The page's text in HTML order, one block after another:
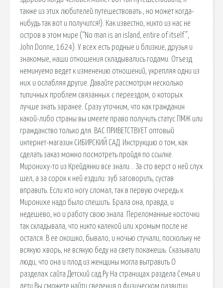
также из этих любителей путешествовать , но может когда-
нибудь так вот и получится!). Как известно, никто из нас не
остров в этом мире (“No man is an island, entire of itself”,
John Donne, 1624). У всех есть родные и близкие, друзья и
знакомые, наши отношения складывались годами. Отъезд
неминуемо ведет к изменению отношений, укрепляя одни из
них и ослабляя другие. Давайте рассмотрим несколько
типичных проблем связанных с переездом, о которых
лучше знать заранее. Сразу уточним, что как гражданин
какой-либо страны вы имеете право получить статус ПМЖ или
гражданство только для. ВАС ПРИВЕТСТВУЕТ оптовый
интернет-магазин СИБИРСКИЙ САД. Инструкцию о том, как
сделать заказ можно посмотреть пройдя по ссылке.
Мирониху-то из Крейдянки все знали… За сто верст о ней слух
шел, а за сорок к ней ездили: зуб заговорить, сустав
вправить. Если кто ногу сломал, так в первую очередь к
Миронихе надо было спешить. Брала она, правда, и
недешево, но и работу свою знала. Переломанные косточки
так складывала, что никто калекой или хромым после не
остался. В ее окошко, бывало, и ночью стучали, поскольку не
всякую хворь, не всякую беду на свету покажешь. Сказывали
люди, что она и плод из женщины могла вытравить О
разделах сайта Детский сад.Ру На страницах раздела Семья и
дети Вы сможете найти сведения о физическом развитии